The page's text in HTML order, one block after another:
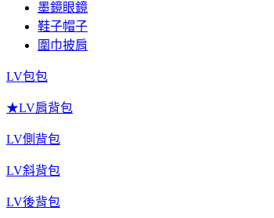
墨鏡眼鏡
鞋子帽子
圍巾披肩
LV包包
★LV肩背包
LV側背包
LV斜背包
LV後背包